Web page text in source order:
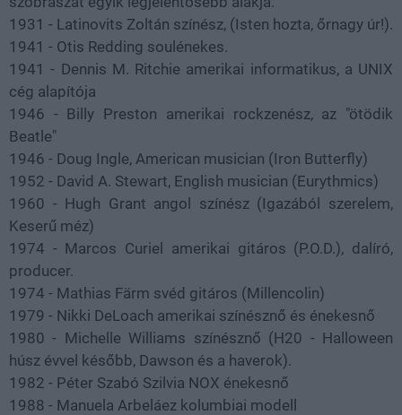
1931 - Latinovits Zoltán színész, (Isten hozta, őrnagy úr!).
1941 - Otis Redding soulénekes.
1941 - Dennis M. Ritchie amerikai informatikus, a UNIX
cég alapítója
1946 - Billy Preston amerikai rockzenész, az "ötödik
Beatle"
1946 - Doug Ingle, American musician (Iron Butterfly)
1952 - David A. Stewart, English musician (Eurythmics)
1960 - Hugh Grant angol színész (Igazából szerelem,
Keserű méz)
1974 - Marcos Curiel amerikai gitáros (P.O.D.), dalíró,
producer.
1974 - Mathias Färm svéd gitáros (Millencolin)
1979 - Nikki DeLoach amerikai színésznő és énekesnő
1980 - Michelle Williams színésznő (H20 - Halloween
húsz évvel később, Dawson és a haverok).
1982 - Péter Szabó Szilvia NOX énekesnő
1988 - Manuela Arbeláez kolumbiai modell